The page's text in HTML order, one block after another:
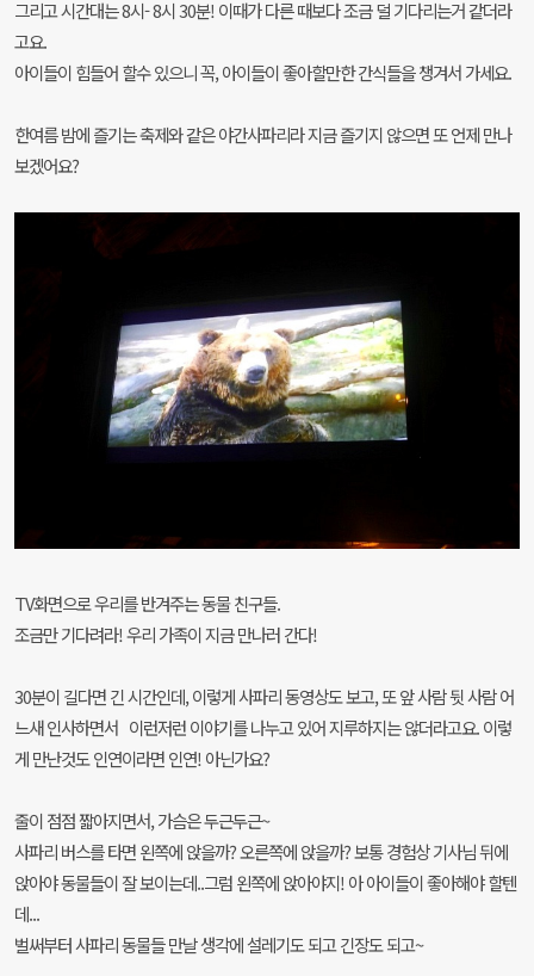
그리고 시간대는 8시- 8시 30분! 이때가 다른 때보다 조금 덜 기다리는거 같더라
고요.
아이들이 힘들어 할수 있으니 꼭, 아이들이 좋아할만한 간식들을 챙겨서 가세요.
한여름 밤에 즐기는 축제와 같은 야간사파리라 지금 즐기지 않으면 또 언제 만나
보겠어요?
TV화면으로 우리를 반겨주는 동물 친구들.
조금만 기다려라! 우리 가족이 지금 만나러 간다!
30분이 길다면 긴 시간인데, 이렇게 사파리 동영상도 보고, 또 앞 사람 뒷 사람 어
느새 인사하면서 이런저런 이야기를 나누고 있어 지루하지는 않더라고요. 이렇
게 만난것도 인연이라면 인연! 아닌가요?
줄이 점점 짧아지면서, 가슴은 두근두근~
사파리 버스를 타면 왼쪽에 앉을까? 오른쪽에 앉을까? 보통 경험상 기사님 뒤에
앉아야 동물들이 잘 보이는데..그럼 왼쪽에 앉아야지! 아 아이들이 좋아해야 할텐
데...
벌써부터 사파리 동물들 만날 생각에 설레기도 되고 긴장도 되고~